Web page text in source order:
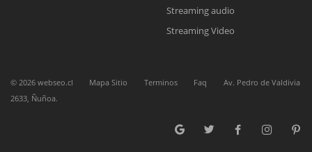
Streaming audio
Streaming Video
© 2026 webseo.cl Mapa Sitio Terminos Faq
Av. Pedro de Valdivia
2633, Ñuñoa.